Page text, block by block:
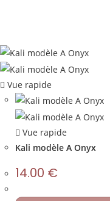
Vue rapide
Vue rapide
Kali modèle A Onyx
14.00 €